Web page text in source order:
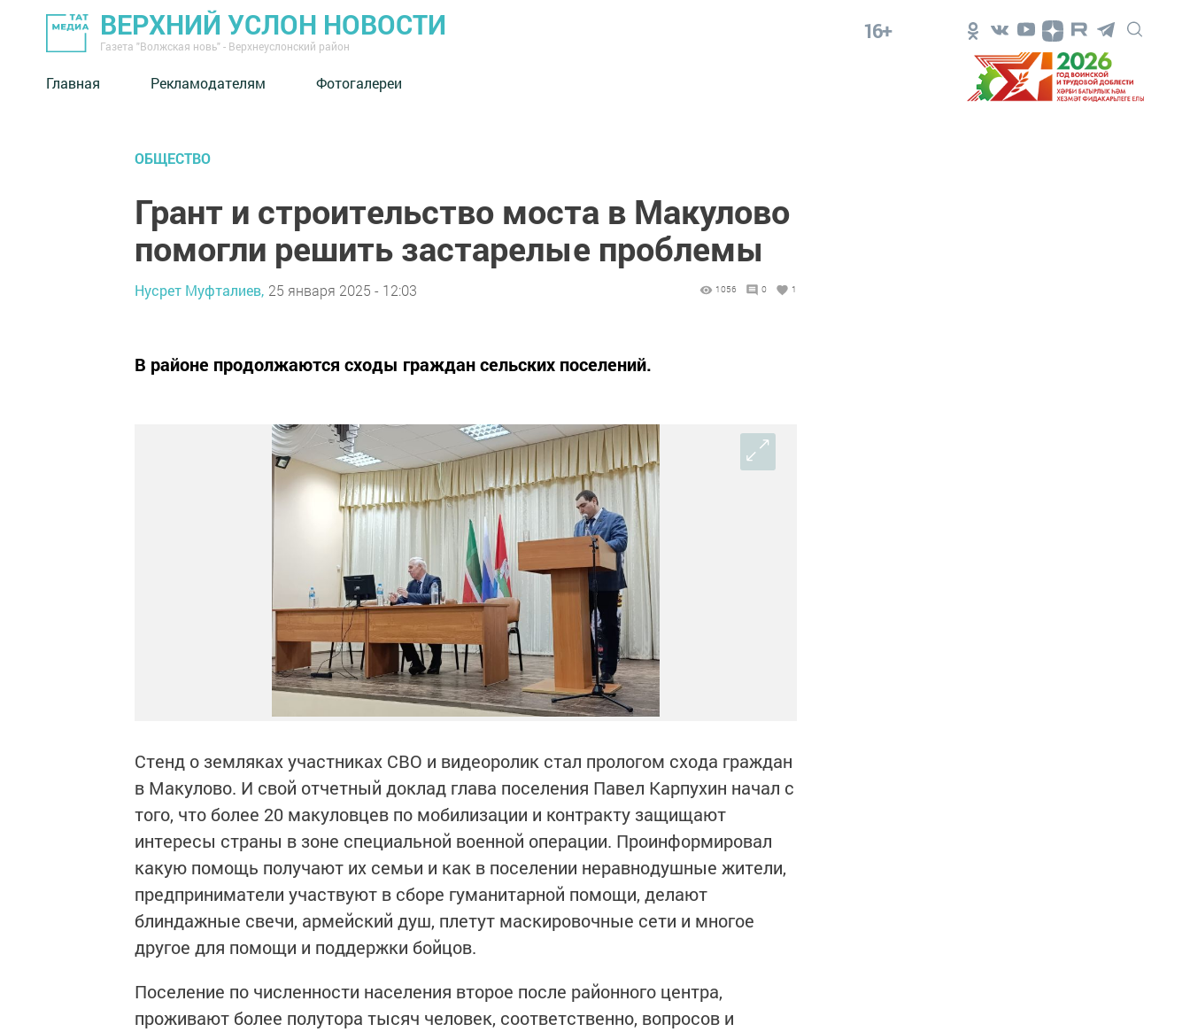
ВЕРХНИЙ УСЛОН НОВОСТИ
Газета "Волжская новь" - Верхнеуслонский район
16+
Главная Рекламодателям Фотогалереи
ОБЩЕСТВО
Грант и строительство моста в Макулово
помогли решить застарелые проблемы
Нусрет Муфталиев, 25 января 2025 - 12:03 1056 0 1
В районе продолжаются сходы граждан сельских поселений.
Стенд о земляках участниках СВО и видеоролик стал прологом схода граждан
в Макулово. И свой отчетный доклад глава поселения Павел Карпухин начал с
того, что более 20 макуловцев по мобилизации и контракту защищают
интересы страны в зоне специальной военной операции. Проинформировал
какую помощь получают их семьи и как в поселении неравнодушные жители,
предприниматели участвуют в сборе гуманитарной помощи, делают
блиндажные свечи, армейский душ, плетут маскировочные сети и многое
другое для помощи и поддержки бойцов.
Поселение по численности населения второе после районного центра,
проживают более полутора тысяч человек, соответственно, вопросов и